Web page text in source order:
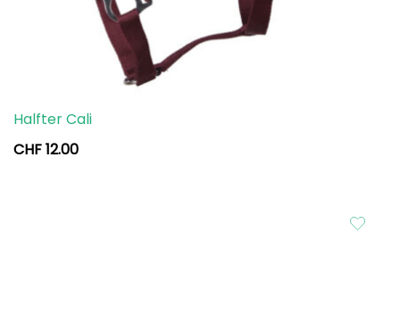
Halfter Cali
CHF12.00